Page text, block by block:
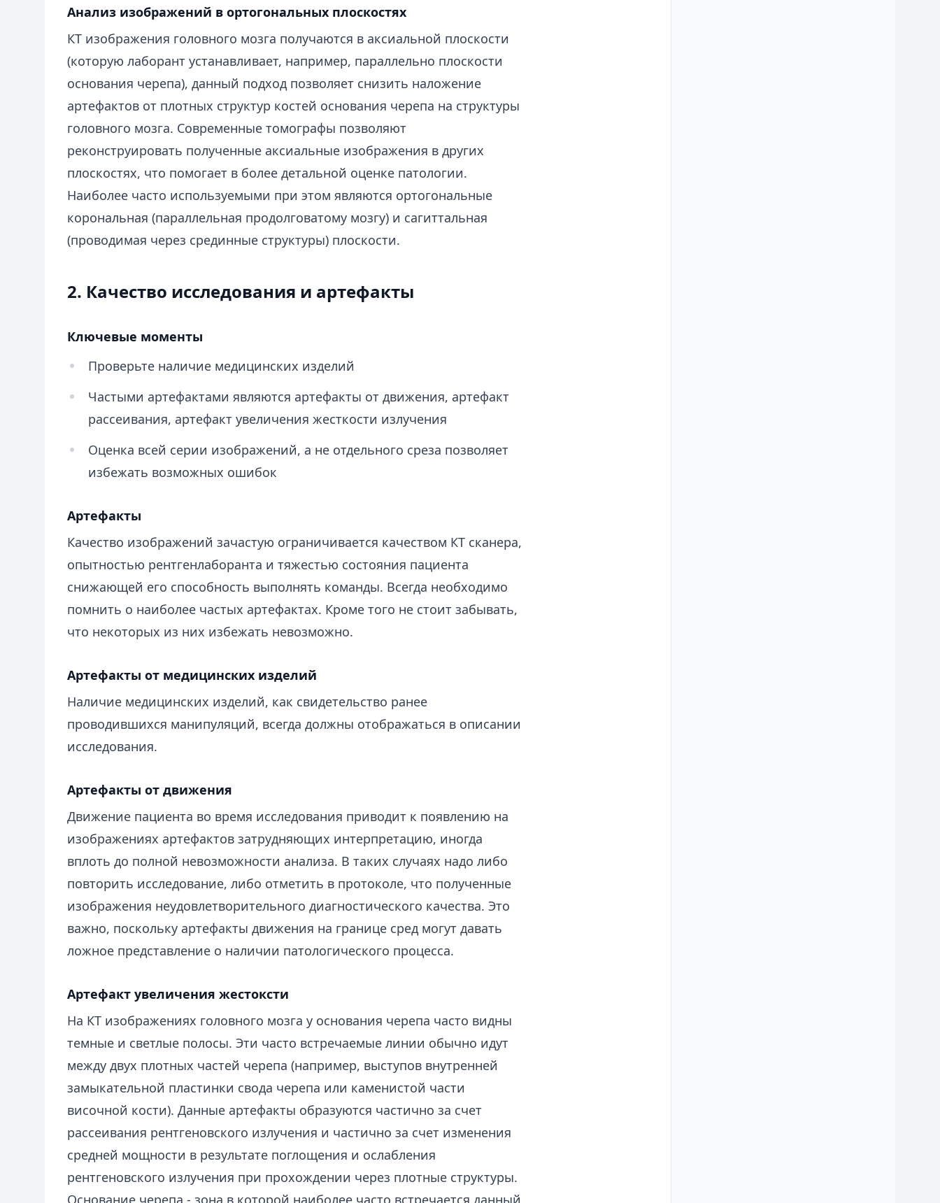
Анализ изображений в ортогональных плоскостях
КТ изображения головного мозга получаются в аксиальной плоскости
(которую лаборант устанавливает, например, параллельно плоскости
основания черепа), данный подход позволяет снизить наложение
артефактов от плотных структур костей основания черепа на структуры
головного мозга. Современные томографы позволяют
реконструировать полученные аксиальные изображения в других
плоскостях, что помогает в более детальной оценке патологии.
Наиболее часто используемыми при этом являются ортогональные
корональная (параллельная продолговатому мозгу) и сагиттальная
(проводимая через срединные структуры) плоскости.
2. Качество исследования и артефакты
Ключевые моменты
Проверьте наличие медицинских изделий
Частыми артефактами являются артефакты от движения, артефакт
рассеивания, артефакт увеличения жесткости излучения
Оценка всей серии изображений, а не отдельного среза позволяет
избежать возможных ошибок
Артефакты
Качество изображений зачастую ограничивается качеством КТ сканера,
опытностью рентгенлаборанта и тяжестью состояния пациента
снижающей его способность выполнять команды. Всегда необходимо
помнить о наиболее частых артефактах. Кроме того не стоит забывать,
что некоторых из них избежать невозможно.
Артефакты от медицинских изделий
Наличие медицинских изделий, как свидетельство ранее
проводившихся манипуляций, всегда должны отображаться в описании
исследования.
Артефакты от движения
Движение пациента во время исследования приводит к появлению на
изображениях артефактов затрудняющих интерпретацию, иногда
вплоть до полной невозможности анализа. В таких случаях надо либо
повторить исследование, либо отметить в протоколе, что полученные
изображения неудовлетворительного диагностического качества. Это
важно, поскольку артефакты движения на границе сред могут давать
ложное представление о наличии патологического процесса.
Артефакт увеличения жестоксти
На КТ изображениях головного мозга у основания черепа часто видны
темные и светлые полосы. Эти часто встречаемые линии обычно идут
между двух плотных частей черепа (например, выступов внутренней
замыкательной пластинки свода черепа или каменистой части
височной кости). Данные артефакты образуются частично за счет
рассеивания рентгеновского излучения и частично за счет изменения
средней мощности в результате поглощения и ослабления
рентгеновского излучения при прохождении через плотные структуры.
Основание черепа - зона в которой наиболее часто встречается данный